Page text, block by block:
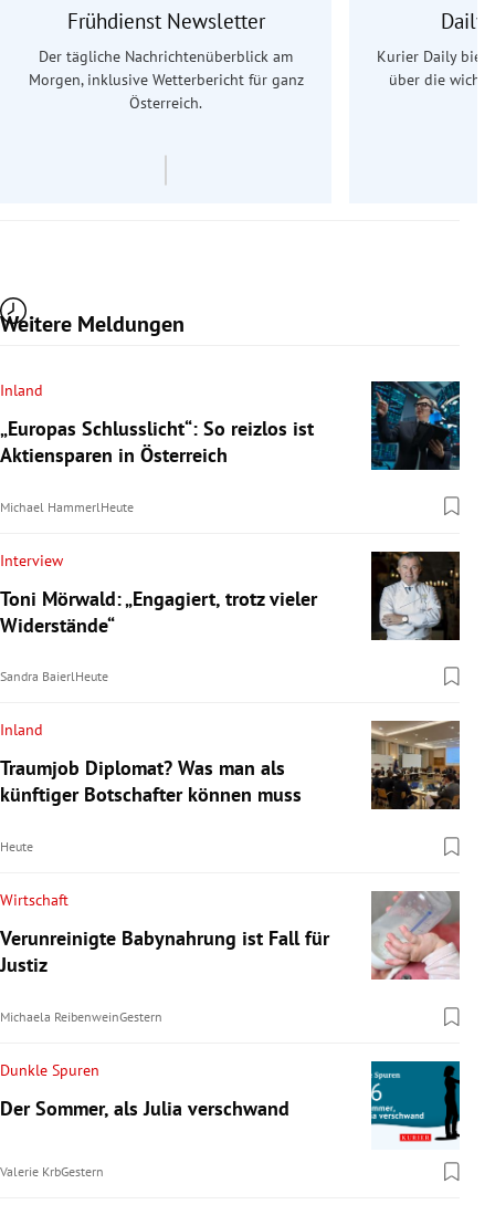
Frühdienst Newsletter
Der tägliche Nachrichtenüberblick am
Morgen, inklusive Wetterbericht für ganz
Österreich.
Daily
Kurier Daily
über die
Weitere Meldungen
Inland
„Europas Schlusslicht“: So reizlos ist
Aktiensparen in Österreich
Michael Hammerl Heute
Interview
Toni Mörwald: „Engagiert, trotz vieler
Widerstände“
Sandra BaierlHeute
Inland
Traumjob Diplomat? Was man als
künftiger Botschafter können muss
Heute
Wirtschaft
Verunreinigte Babynahrung ist Fall für
Justiz
Michaela ReibenweinGestern
Dunkle Spuren
Der Sommer, als Julia verschwand
Valerie KrbGestern